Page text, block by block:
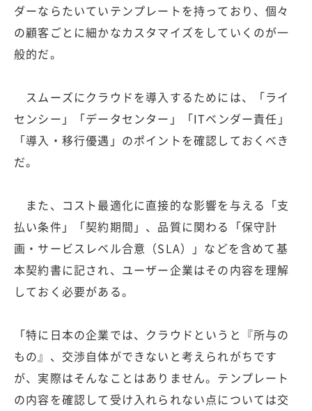
ダーならたいていテンプレートを持っており、個々
の顧客ごとに細かなカスタマイズをしていくのが一
般的だ。
スムーズにクラウドを導入するためには、「ライ
センシー」「データセンター」「ITベンダー責任」
「導入・移行優遇」のポイントを確認しておくべき
だ。
また、コスト最適化に直接的な影響を与える「支
払い条件」「契約期間」、品質に関わる「保守計
画・サービスレベル合意（SLA）」などを含めて基
本契約書に記され、ユーザー企業はその内容を理解
しておく必要がある。
「特に日本の企業では、クラウドというと『所与の
もの』、交渉自体ができないと考えられがちです
が、実際はそんなことはありません。テンプレート
の内容を確認して受け入れられない点については交